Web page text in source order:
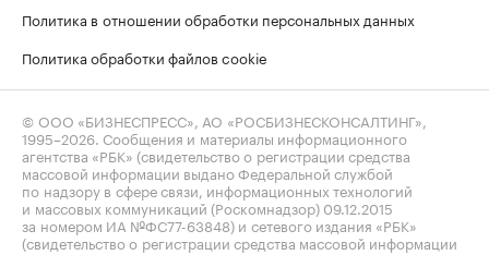
Политика в отношении обработки персональных данных
Политика обработки файлов cookie
© ООО «БИЗНЕСПРЕСС», АО «РОСБИЗНЕСКОНСАЛТИНГ»,
1995–2026. Сообщения и материалы информационного
агентства «РБК» (свидетельство о регистрации средства
массовой информации выдано Федеральной службой
по надзору в сфере связи, информационных технологий
и массовых коммуникаций (Роскомнадзор) 09.12.2015
за номером ИА №ФС77-63848) и сетевого издания «РБК»
(свидетельство о регистрации средства массовой информации